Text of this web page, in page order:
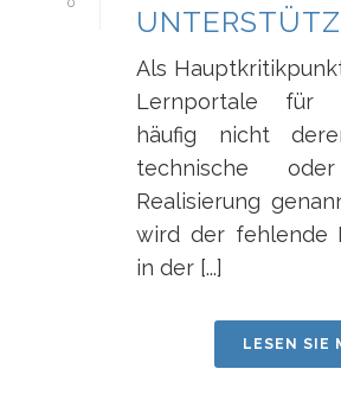
Als
Lernportale für
häufig nicht
technische
Realisierung
wird der fehlende
in der [...]
LESEN SIE